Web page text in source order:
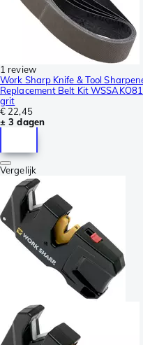
1 review
Work Sharp Knife & Tool
Replacement Belt Kit
grit
€ 22,45
± 3 dagen
Vergelijk